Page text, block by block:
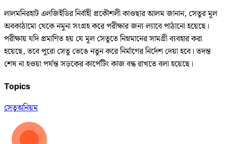
লালমনিরহাট এলজিইডির নির্বাহী প্রকৌশলী কাওছার আলম জানান, সেতুর মূল
অবকাঠামো থেকে নমুনা সংগ্রহ করে পরীক্ষার জন্য ল্যাবে পাঠানো হয়েছে।
পরীক্ষায় যদি প্রমাণিত হয় যে মূল সেতুতে নিম্নমানের সামগ্রী ব্যবহার করা
হয়েছে, তবে পুরো সেতু ভেঙে নতুন করে নির্মাণের নির্দেশ দেয়া হবে। তদন্ত
শেষ না হওয়া পর্যন্ত সড়কের কার্পেটিং কাজ বন্ধ রাখতে বলা হয়েছে।
Topics
সেতুঅনিয়ম